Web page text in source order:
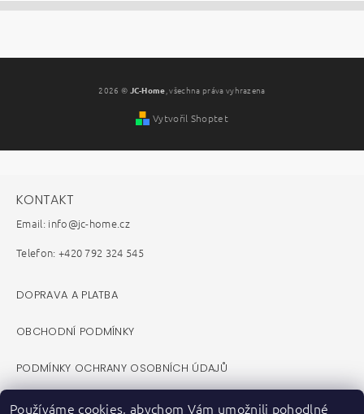
2026 © JC-Home, všechna práva vyhrazena
Vytvořil Shoptet
KONTAKT
Email: info@jc-home.cz
Telefon: +420 792 324 545
DOPRAVA A PLATBA
OBCHODNÍ PODMÍNKY
PODMÍNKY OCHRANY OSOBNÍCH ÚDAJŮ
REKLAMAČNÍ ŘÁD
Používáme cookies, abychom Vám umožnili pohodlné